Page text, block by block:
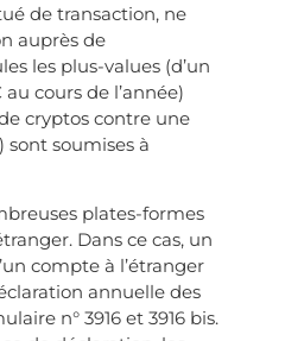
de transaction, ne
auprès de
les plus-values (d’un
cours de l’année)
cryptos contre une
soumises à
plates-formes
Dans ce cas, un
compte à l’étranger
annuelle des
n° 3916 et 3916 bis.